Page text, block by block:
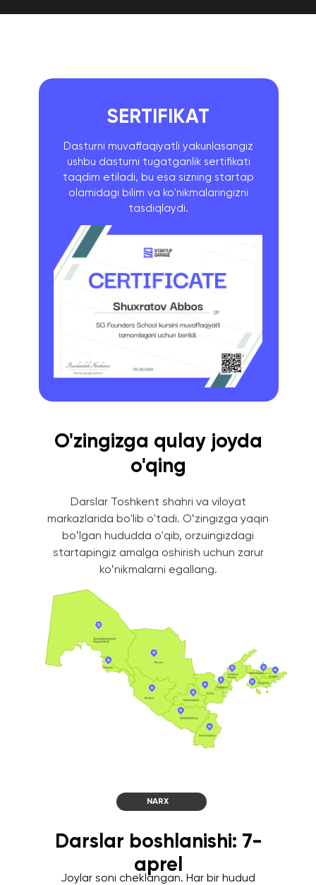
SERTIFIKAT
Dasturni muvaffaqiyatli yakunlasangiz
ushbu dasturni tugatganlik sertifikati
taqdim etiladi, bu esa sizning startap
olamidagi bilim va ko'nikmalaringizni
tasdiqlaydi.
Batafsil ma’lumot
O'zingizga qulay joyda
o'qing
Darslar Toshkent shahri va viloyat
markazlarida bo'lib o'tadi. Oʻzingizga yaqin
boʻlgan hududda o'qib, orzuingizdagi
startapingiz amalga oshirish uchun zarur
koʻnikmalarni egallang.
NARX
Joylar soni cheklangan. Har bir hudud
Darslar boshlanishi: 7-
aprel